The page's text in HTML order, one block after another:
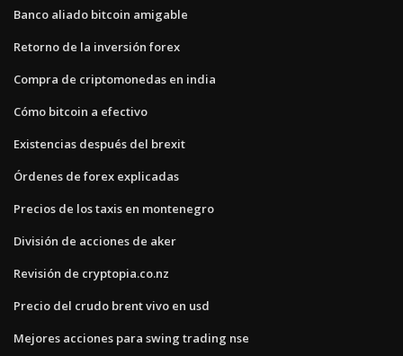
Banco aliado bitcoin amigable
Retorno de la inversión forex
Compra de criptomonedas en india
Cómo bitcoin a efectivo
Existencias después del brexit
Órdenes de forex explicadas
Precios de los taxis en montenegro
División de acciones de aker
Revisión de cryptopia.co.nz
Precio del crudo brent vivo en usd
Mejores acciones para swing trading nse